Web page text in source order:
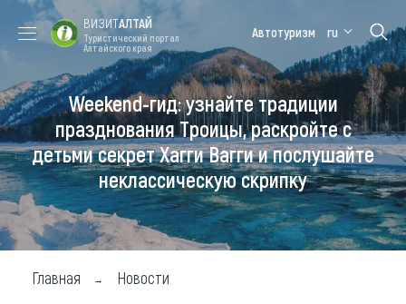
Форум VISIT
ALTAI
Цветение
маральника
Медицинский
форум
Алтайская
зимовка
Туры
Где побывать
Чем заняться
Где остановиться
ВИЗИТАЛТАЙ
Туристический портал
Алтайского края
Автотуризм ru
Weekend-гид: узнайте традиции
празднования Троицы, раскройте с
детьми секрет Хагги Вагги и послушайте
неклассическую скрипку
Главная Новости